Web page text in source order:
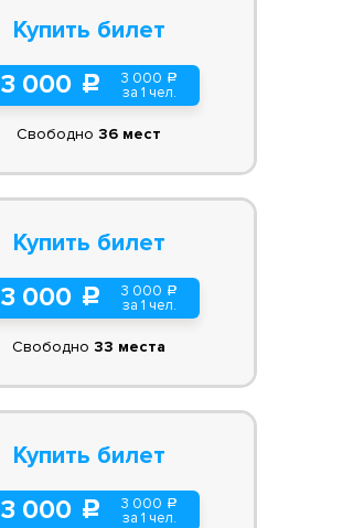
Купить билет
3 000 c 3 000 a
за 1 чел.
Свободно 36 мест
Купить билет
3 000 c 3 000 a
за 1 чел.
Свободно 33 места
Купить билет
3 000 c 3 000 a
за 1 чел.